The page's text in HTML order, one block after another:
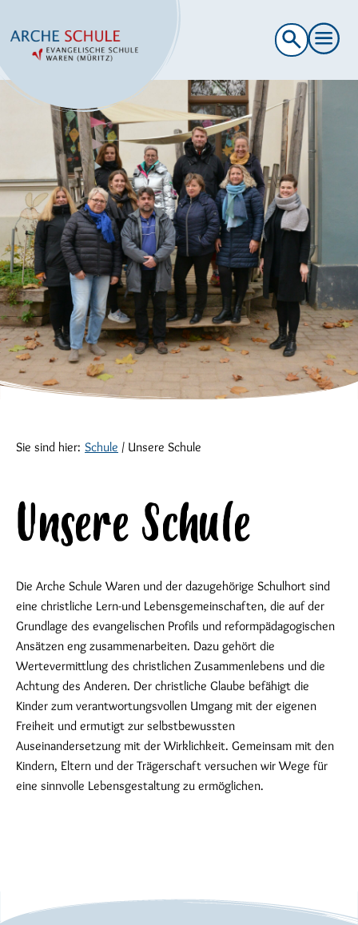
Suche
nach:
Sie sind hier: Schule / Unsere Schule
Unsere Schule
Die Arche Schule Waren und der dazugehörige Schulhort sind
eine christliche Lern-und Lebensgemeinschaften, die auf der
Grundlage des evangelischen Profils und reformpädagogischen
Ansätzen eng zusammenarbeiten. Dazu gehört die
Wertevermittlung des christlichen Zusammenlebens und die
Achtung des Anderen. Der christliche Glaube befähigt die
Kinder zum verantwortungsvollen Umgang mit der eigenen
Freiheit und ermutigt zur selbstbewussten
Auseinandersetzung mit der Wirklichkeit. Gemeinsam mit den
Kindern, Eltern und der Trägerschaft versuchen wir Wege für
eine sinnvolle Lebensgestaltung zu ermöglichen.